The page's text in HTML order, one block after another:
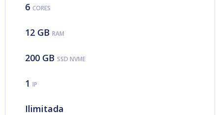
6 CORES
12 GB RAM
200 GB SSD NVME
1 IP
Ilimitada